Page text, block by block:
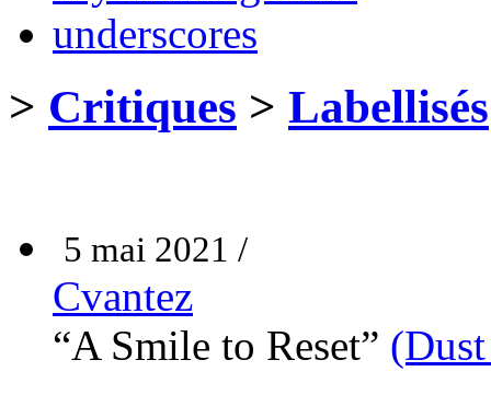
underscores
> Critiques > Labellisés
5 mai 2021 /
Cvantez
“A Smile to Reset”